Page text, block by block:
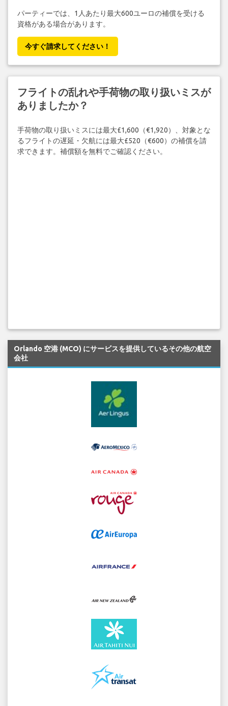
パーティーでは、1人あたり最大600ユーロの補償を受ける
資格がある場合があります。
今すぐ請求してください！
フライトの乱れや手荷物の取り扱いミスが
ありましたか？
手荷物の取り扱いミスには最大£1,600（€1,920）、対象とな
るフライトの遅延・欠航には最大£520（€600）の補償を請
求できます。補償額を無料でご確認ください。
Orlando 空港 (MCO) にサービスを提供しているその他の航空
会社